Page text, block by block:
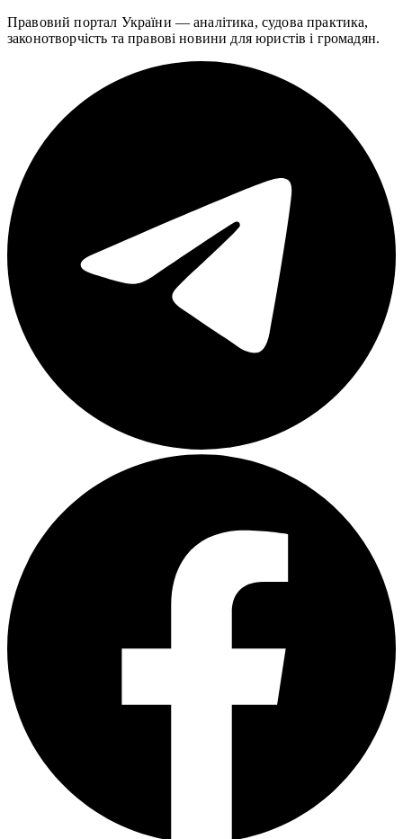
Правовий портал України — аналітика, судова практика,
законотворчість та правові новини для юристів і громадян.